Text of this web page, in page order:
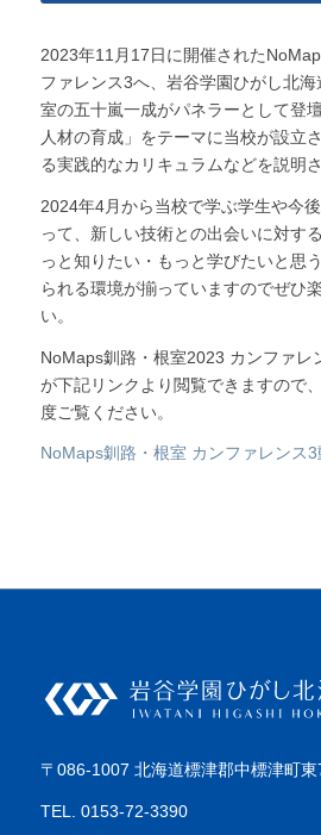
2023年11月17日に開催された
ファレンス3へ、岩谷学園ひがし北
室の五十嵐一成がパネラーとして登
人材の育成」をテーマに当校が設立
る実践的なカリキュラムなどを説明
2024年4月から当校で学ぶ学生や今
って、新しい技術との出会いに対す
っと知りたい・もっと学びたいと思
られる環境が揃っていますのでぜひ
い。
NoMaps釧路・根室2023 カンファレ
が下記リンクより閲覧できますので
度ご覧ください。
NoMaps釧路・根室 カンファレンス
〒086-1007 北海道標津郡中標津町
TEL. 0153-72-3390